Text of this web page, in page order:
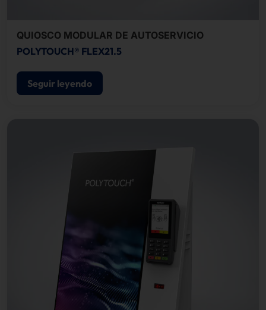
QUIOSCO MODULAR DE AUTOSERVICIO
POLYTOUCH® FLEX21.5
Seguir leyendo